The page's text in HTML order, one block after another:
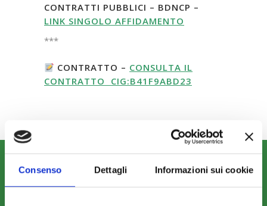
Consenso Dettagli Informazioni sui cookie
CONTRATTI PUBBLICI – BDNCP –
LINK SINGOLO AFFIDAMENTO
***
CONTRATTO – CONSULTA IL
CONTRATTO CIG:B41F9ABD23